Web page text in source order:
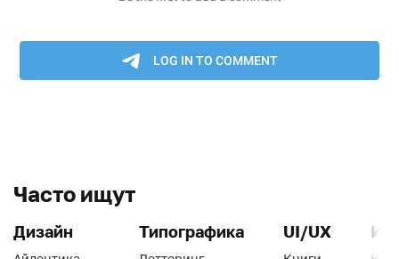
Часто ищут
Дизайн Типографика UI/UX